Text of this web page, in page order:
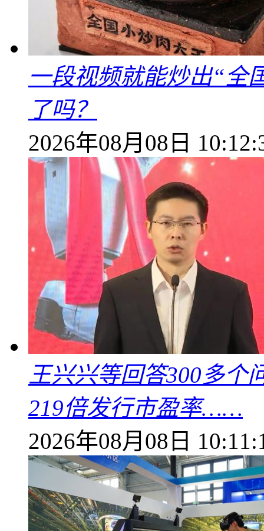
一段视频就能炒出“全
了吗？
2026年08月08日
王兴兴等回答300多个
219倍发行市盈率……
2026年08月08日